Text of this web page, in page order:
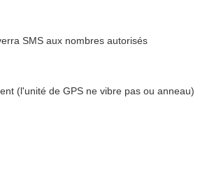
SMS aux nombres autorisés
(l'unité de GPS ne vibre pas ou anneau)